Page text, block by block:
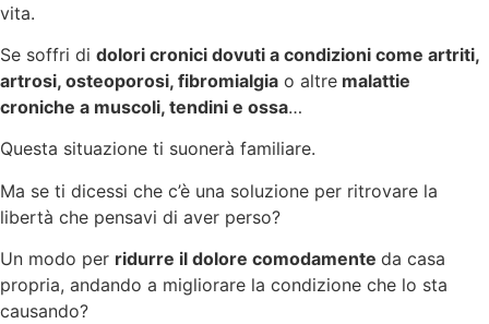
vita.
Se soffri di dolori cronici dovuti a condizioni come artriti,
artrosi, osteoporosi, fibromialgia o altre malattie
croniche a muscoli, tendini e ossa…
Questa situazione ti suonerà familiare.
Ma se ti dicessi che c’è una soluzione per ritrovare la
libertà che pensavi di aver perso?
Un modo per ridurre il dolore comodamente da casa
propria, andando a migliorare la condizione che lo sta
causando?